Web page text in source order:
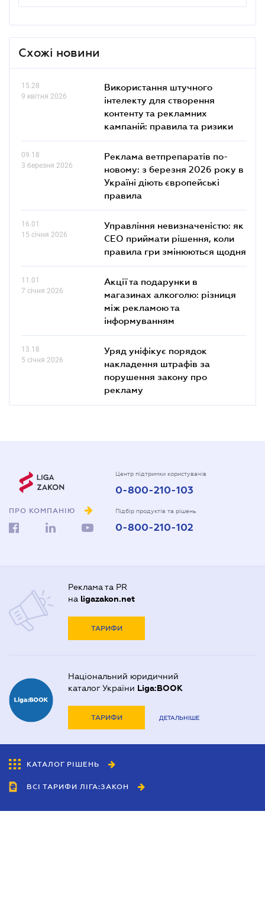
Схожі новини
15.28
9 квітня 2026
Використання штучного
інтелекту для створення
контенту та рекламних
кампаній: правила та ризики
09.18
3 березня 2026
Реклама ветпрепаратів по-
новому: з березня 2026 року в
Україні діють європейські
правила
16.01
15 січня 2026
Управління невизначеністю: як
СЕО приймати рішення, коли
правила гри змінюються щодня
11.01
7 січня 2026
Акції та подарунки в
магазинах алкоголю: різниця
між рекламою та
інформуванням
13.18
5 січня 2026
Уряд уніфікує порядок
накладення штрафів за
порушення закону про
рекламу
ПРО КОМПАНІЮ
Центр підтримки користувачів
0-800-210-103
Підбір продуктів та рішень
0-800-210-102
Реклама та PR
на ligazakon.net
ТАРИФИ
Національний юридичний
каталог України Liga:BOOK
ТАРИФИ ДЕТАЛЬНІШЕ
КАТАЛОГ РІШЕНЬ
ВСІ ТАРИФИ ЛІГА:ЗАКОН